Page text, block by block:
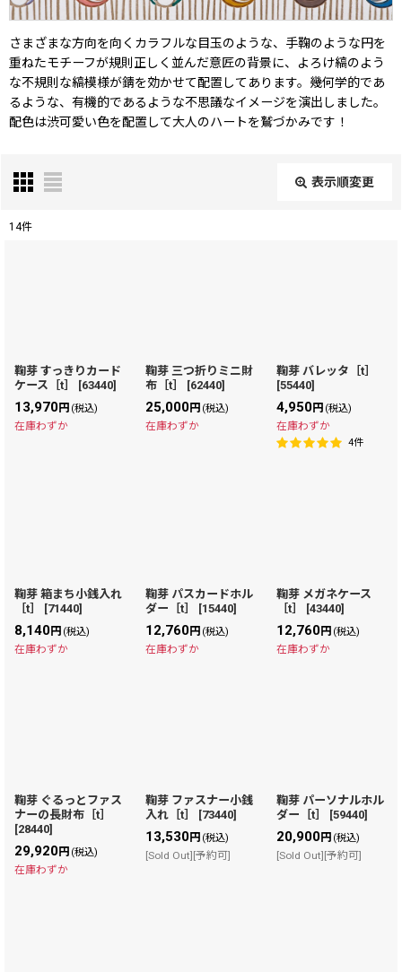
さまざまな方向を向くカラフルな目玉のような、手鞠のような円を
重ねたモチーフが規則正しく並んだ意匠の背景に、よろけ縞のよう
な不規則な縞模様が錆を効かせて配置してあります。幾何学的であ
るような、有機的であるような不思議なイメージを演出しました。
配色は渋可愛い色を配置して大人のハートを鷲づかみです！
表示順変更
絞り込む
14件
鞠芽 すっきりカード
ケース［t］
[63440]
13,970円 (税込)
在庫わずか
鞠芽 三つ折りミニ財
布［t］
[62440]
25,000円 (税込)
在庫わずか
鞠芽 バレッタ［t］
[55440]
4,950円 (税込)
在庫わずか
4件
鞠芽 箱まち小銭入れ
［t］
[71440]
8,140円 (税込)
在庫わずか
鞠芽 パスカードホル
ダー［t］
[15440]
12,760円 (税込)
在庫わずか
鞠芽 メガネケース
［t］
[43440]
12,760円 (税込)
在庫わずか
鞠芽 ぐるっとファス
ナーの長財布［t］
[28440]
29,920円 (税込)
在庫わずか
鞠芽 ファスナー小銭
入れ［t］
[73440]
13,530円 (税込)
[Sold Out][予約可]
鞠芽 パーソナルホル
ダー［t］
[59440]
20,900円 (税込)
[Sold Out][予約可]